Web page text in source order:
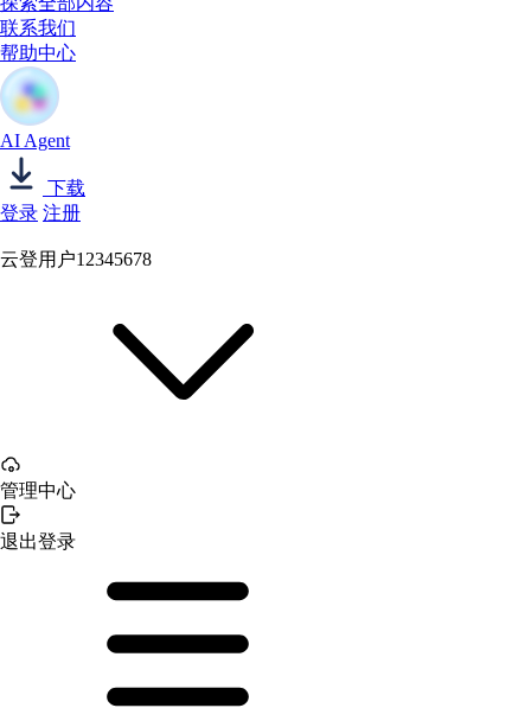
联系我们
帮助中心
AI Agent
下载
登录 注册
云登用户12345678
管理中心
退出登录